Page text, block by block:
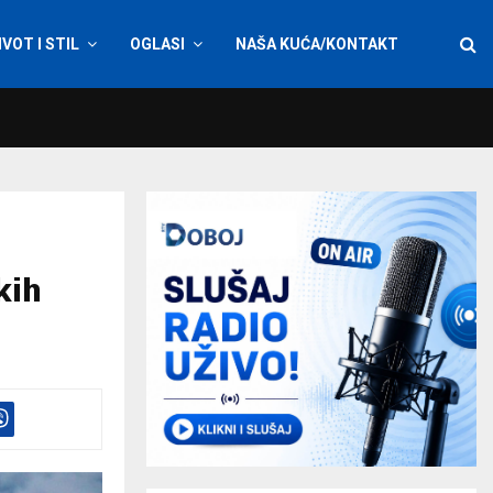
I STIL OGLASI NAŠA KUĆA/KONTAKT